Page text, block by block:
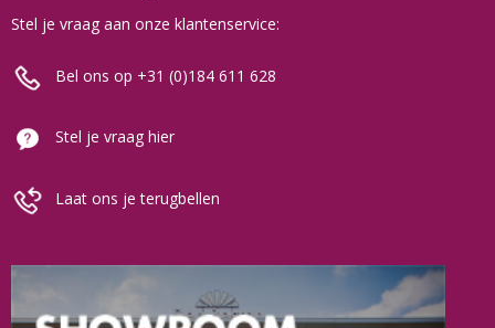
Stel je vraag aan onze klantenservice:
Bel ons op +31 (0)184 611 628
Stel je vraag hier
Laat ons je terugbellen